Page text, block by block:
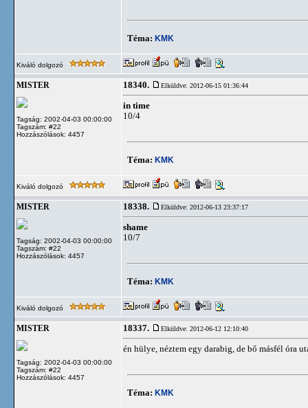
Téma: KMK
Kiváló dolgozó
MISTER
Tagság: 2002-04-03 00:00:00
Tagszám: #22
Hozzászólások: 4457
18340. Elküldve: 2012-06-15 01:36:44
in time
10/4
Téma: KMK
Kiváló dolgozó
MISTER
Tagság: 2002-04-03 00:00:00
Tagszám: #22
Hozzászólások: 4457
18338. Elküldve: 2012-06-13 23:37:17
shame
10/7
Téma: KMK
Kiváló dolgozó
MISTER
Tagság: 2002-04-03 00:00:00
Tagszám: #22
Hozzászólások: 4457
18337. Elküldve: 2012-06-12 12:10:40
én hülye, néztem egy darabig, de bő másfél óra
Téma: KMK